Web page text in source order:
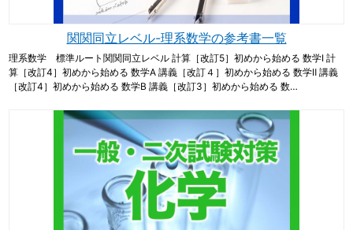
関関同立レベル-理系数学の参考書一覧
理系数学 標準ルート関関同立レベル 計算［改訂5］初めから始める 数学Ⅰ 計
算［改訂4］初めから始める 数学A 講義［改訂４］初めから始める 数学Ⅱ 講義
［改訂4］初めから始める 数学B 講義［改訂3］初めから始める 数…